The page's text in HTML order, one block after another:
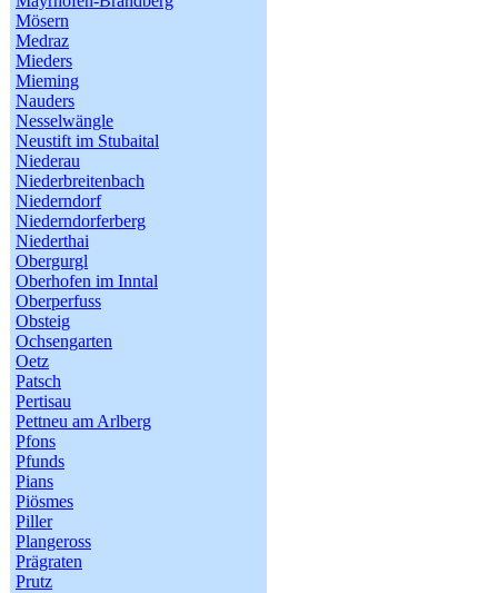
Mösern
Medraz
Mieders
Mieming
Nauders
Nesselwängle
Neustift im Stubaital
Niederau
Niederbreitenbach
Niederndorf
Niederndorferberg
Niederthai
Obergurgl
Oberhofen im Inntal
Oberperfuss
Obsteig
Ochsengarten
Oetz
Patsch
Pertisau
Pettneu am Arlberg
Pfons
Pfunds
Pians
Piösmes
Piller
Plangeross
Prägraten
Prutz